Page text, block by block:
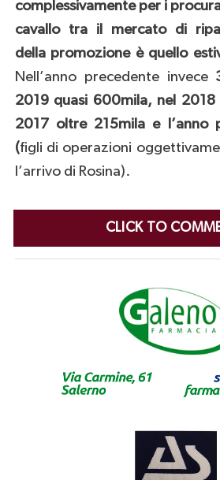
complessivamente per i
cavallo tra il mercato di
della promozione è quello
Nell’anno precedente invece
2019 quasi 600mila, nel 2018
2017 oltre 215mila e l’anno
(figli di operazioni
l’arrivo di Rosina).
CLICK TO